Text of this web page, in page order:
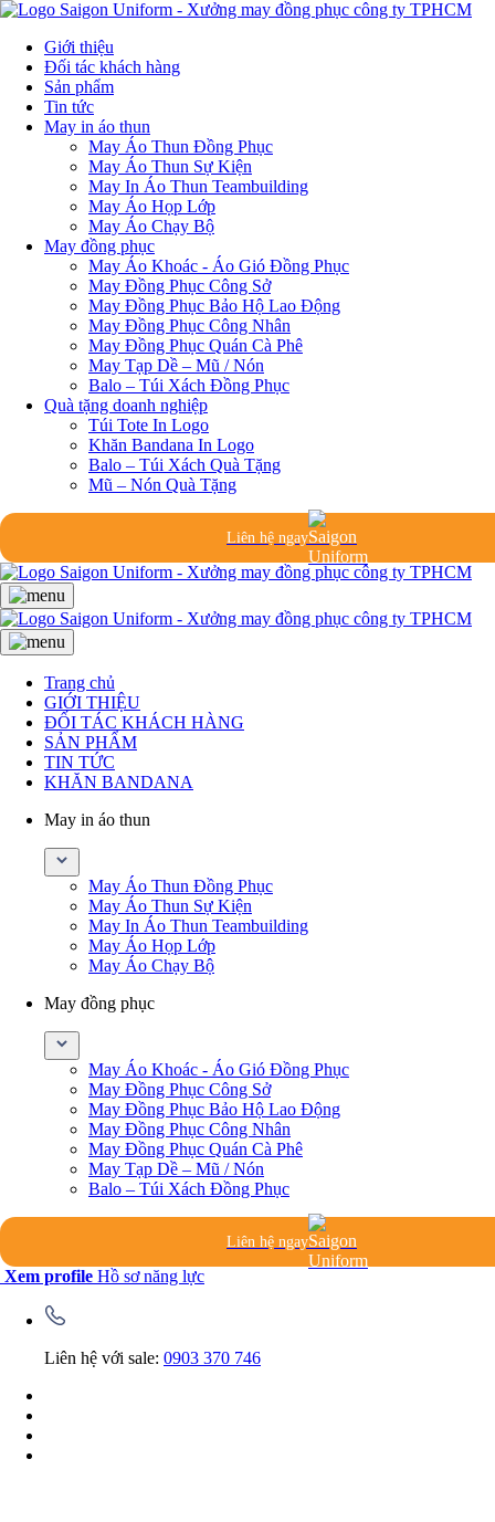
Giới thiệu
Đối tác khách hàng
Sản phẩm
Tin tức
May in áo thun
May Áo Thun Đồng Phục
May Áo Thun Sự Kiện
May In Áo Thun Teambuilding
May Áo Họp Lớp
May Áo Chạy Bộ
May đồng phục
May Áo Khoác - Áo Gió Đồng Phục
May Đồng Phục Công Sở
May Đồng Phục Bảo Hộ Lao Động
May Đồng Phục Công Nhân
May Đồng Phục Quán Cà Phê
May Tạp Dề – Mũ / Nón
Balo – Túi Xách Đồng Phục
Quà tặng doanh nghiệp
Túi Tote In Logo
Khăn Bandana In Logo
Balo – Túi Xách Quà Tặng
Mũ – Nón Quà Tặng
Liên hệ ngay
Trang chủ
GIỚI THIỆU
ĐỐI TÁC KHÁCH HÀNG
SẢN PHẨM
TIN TỨC
KHĂN BANDANA
May in áo thun
May Áo Thun Đồng Phục
May Áo Thun Sự Kiện
May In Áo Thun Teambuilding
May Áo Họp Lớp
May Áo Chạy Bộ
May đồng phục
May Áo Khoác - Áo Gió Đồng Phục
May Đồng Phục Công Sở
May Đồng Phục Bảo Hộ Lao Động
May Đồng Phục Công Nhân
May Đồng Phục Quán Cà Phê
May Tạp Dề – Mũ / Nón
Balo – Túi Xách Đồng Phục
Liên hệ ngay
Xem profile Hồ sơ năng lực
Liên hệ với sale: 0903 370 746